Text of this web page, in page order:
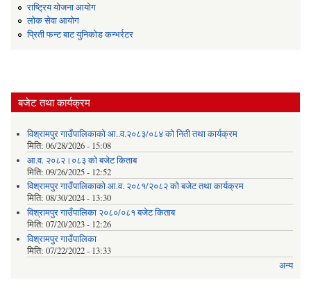
राष्ट्रिय योजना आयोग
लोक सेवा आयोग
प्रिती फन्ट बाट युनिकोड कन्भर्रटर
बजेट तथा कार्यक्रम
विश्रामपुर गाउँपालिकाको आ..व.२०८३/०८४ को निती तथा कार्यक्रम
मिति: 06/28/2026 - 15:08
आ.व. २०८२।०८३ को बजेट किताब
मिति: 09/26/2025 - 12:52
विश्रामपुर गाउँपालिकाको आ.व. २०८१/२०८२ को बजेट तथा कार्यक्रम
मिति: 08/30/2024 - 13:30
विश्रामपुर गाउँपालिका २०८०/०८१ बजेट किताब
मिति: 07/20/2023 - 12:26
विश्रामपुर गाउँपालिका
मिति: 07/22/2022 - 13:33
अन्य